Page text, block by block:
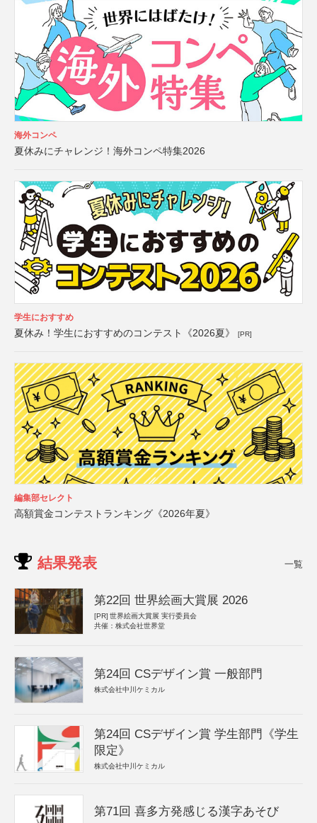
海外コンペ
夏休みにチャレンジ！海外コンペ特集2026
学生におすすめ
夏休み！学生におすすめのコンテスト《2026夏》 [PR]
編集部セレクト
高額賞金コンテストランキング《2026年夏》
結果発表 一覧
第22回 世界絵画大賞展 2026
[PR] 世界絵画大賞展 実行委員会
共催：株式会社世界堂
第24回 CSデザイン賞 一般部門
株式会社中川ケミカル
第24回 CSデザイン賞 学生部門《学生
限定》
株式会社中川ケミカル
第71回 喜多方発感じる漢字あそび